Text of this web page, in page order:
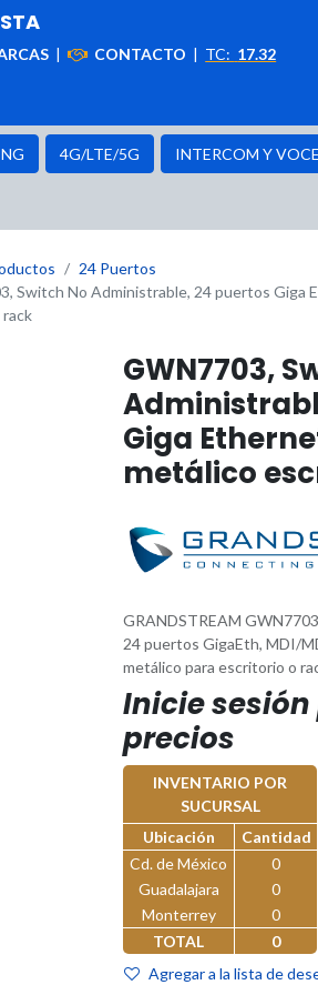
| CONTACTO | TC: 17.32
4G/LTE/5G INTERCOM Y
24 Puertos
Switch No Administrable, 24 puertos Giga
GWN7703,
Giga
metálico
GRANDSTREAM
24 puertos GigaEth, MDI/
metálico para escritorio o
Inicie
precios
INVENTARIO POR
SUCURSAL
Ubicación
Cantidad
Cd. de México
0
Guadalajara
0
Monterrey
0
TOTAL
0
Agregar a la lista de